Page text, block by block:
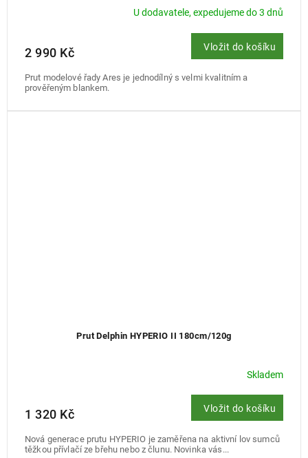
U dodavatele, expedujeme do 3 dnů
2 990 Kč Vložit do košíku
Prut modelové řady Ares je jednodílný s velmi kvalitním a
prověřeným blankem.
Prut Delphin HYPERIO II 180cm/120g
Skladem
1 320 Kč Vložit do košíku
Nová generace prutu HYPERIO je zaměřena na aktivní lov sumců
těžkou přívlačí ze břehu nebo z člunu. Novinka vás...